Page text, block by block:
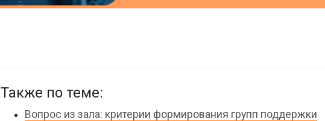
Также по теме:
Вопрос из зала: критерии формирования групп поддержки